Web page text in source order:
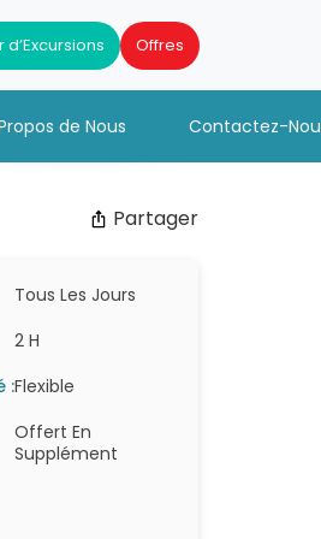
Offres
de Nous Contactez-
Partager
Tous Les Jours
2 H
:Flexible
Offert En
Supplément